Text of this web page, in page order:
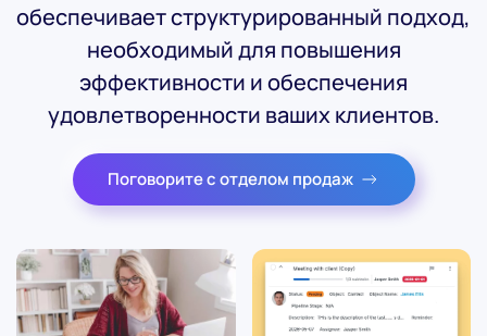
обеспечивает структурированный подход,
необходимый для повышения
эффективности и обеспечения
удовлетворенности ваших клиентов.
Поговорите с отделом продаж